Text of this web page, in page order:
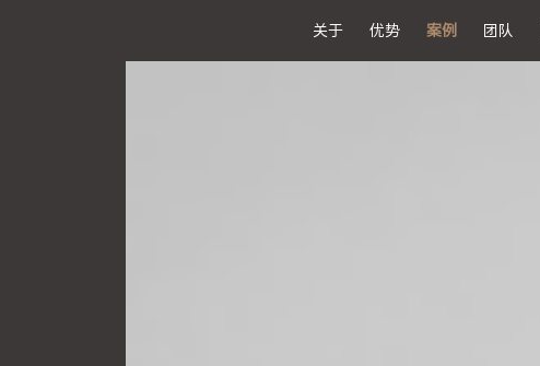
关于 优势 案例 团队